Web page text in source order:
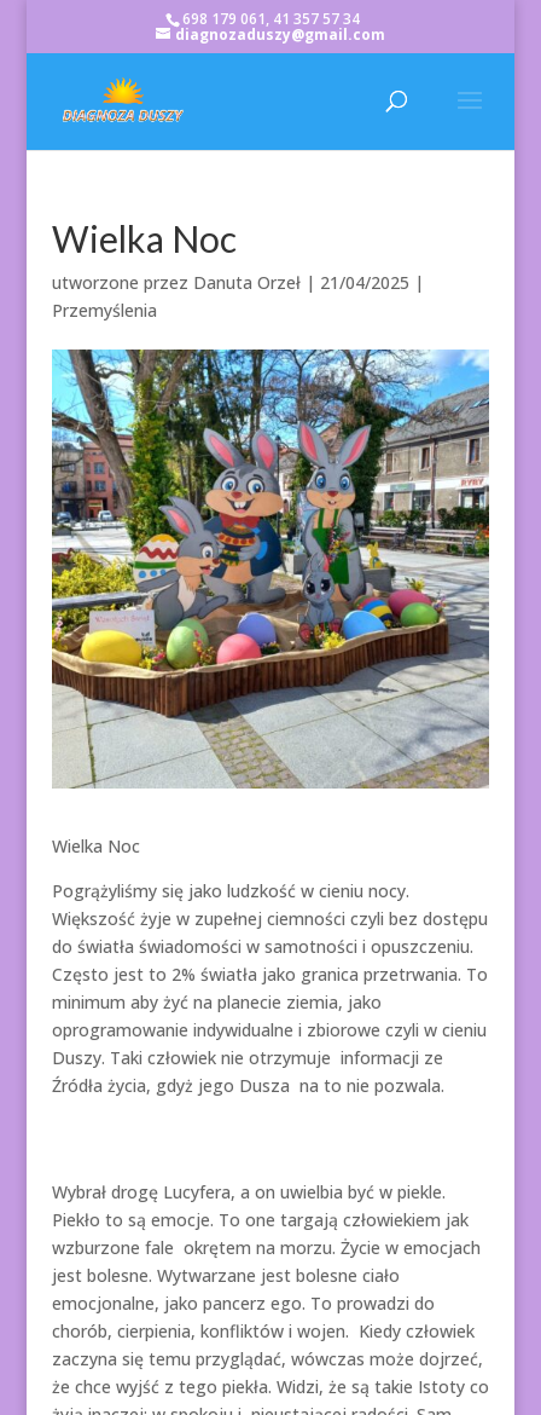
698 179 061, 41 357 57 34
diagnozaduszy@gmail.com
Wielka Noc
utworzone przez Danuta Orzeł| 21/04/2025 |
Przemyślenia
Wielka Noc
Pogrążyliśmy się jako ludzkość w cieniu nocy.
Większość żyje w zupełnej ciemności czyli bez dostępu
do światła świadomości w samotności i opuszczeniu.
Często jest to 2% światła jako granica przetrwania. To
minimum aby żyć na planecie ziemia, jako
oprogramowanie indywidualne i zbiorowe czyli w cieniu
Duszy. Taki człowiek nie otrzymuje informacji ze
Źródła życia, gdyż jego Dusza na to nie pozwala.
Wybrał drogę Lucyfera, a on uwielbia być w piekle.
Piekło to są emocje. To one targają człowiekiem jak
wzburzone fale okrętem na morzu. Życie w emocjach
jest bolesne. Wytwarzane jest bolesne ciało
emocjonalne, jako pancerz ego. To prowadzi do
chorób, cierpienia, konfliktów i wojen. Kiedy człowiek
zaczyna się temu przyglądać, wówczas może dojrzeć,
że chce wyjść z tego piekła. Widzi, że są takie Istoty co